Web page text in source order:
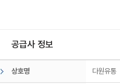
공급사 정보
상호명 다원유